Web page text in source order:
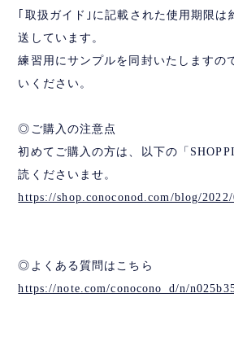
｢取扱ガイド｣に記載された使用期限は
送しています。
練習用にサンプルを同封いたしますの
いください。
◎ご購入の注意点
初めてご購入の方は、以下の「
読くださいませ。
https://shop.conoconod.com/blog/2022/
◎よくある質問はこちら
https://note.com/conocono_d/n/